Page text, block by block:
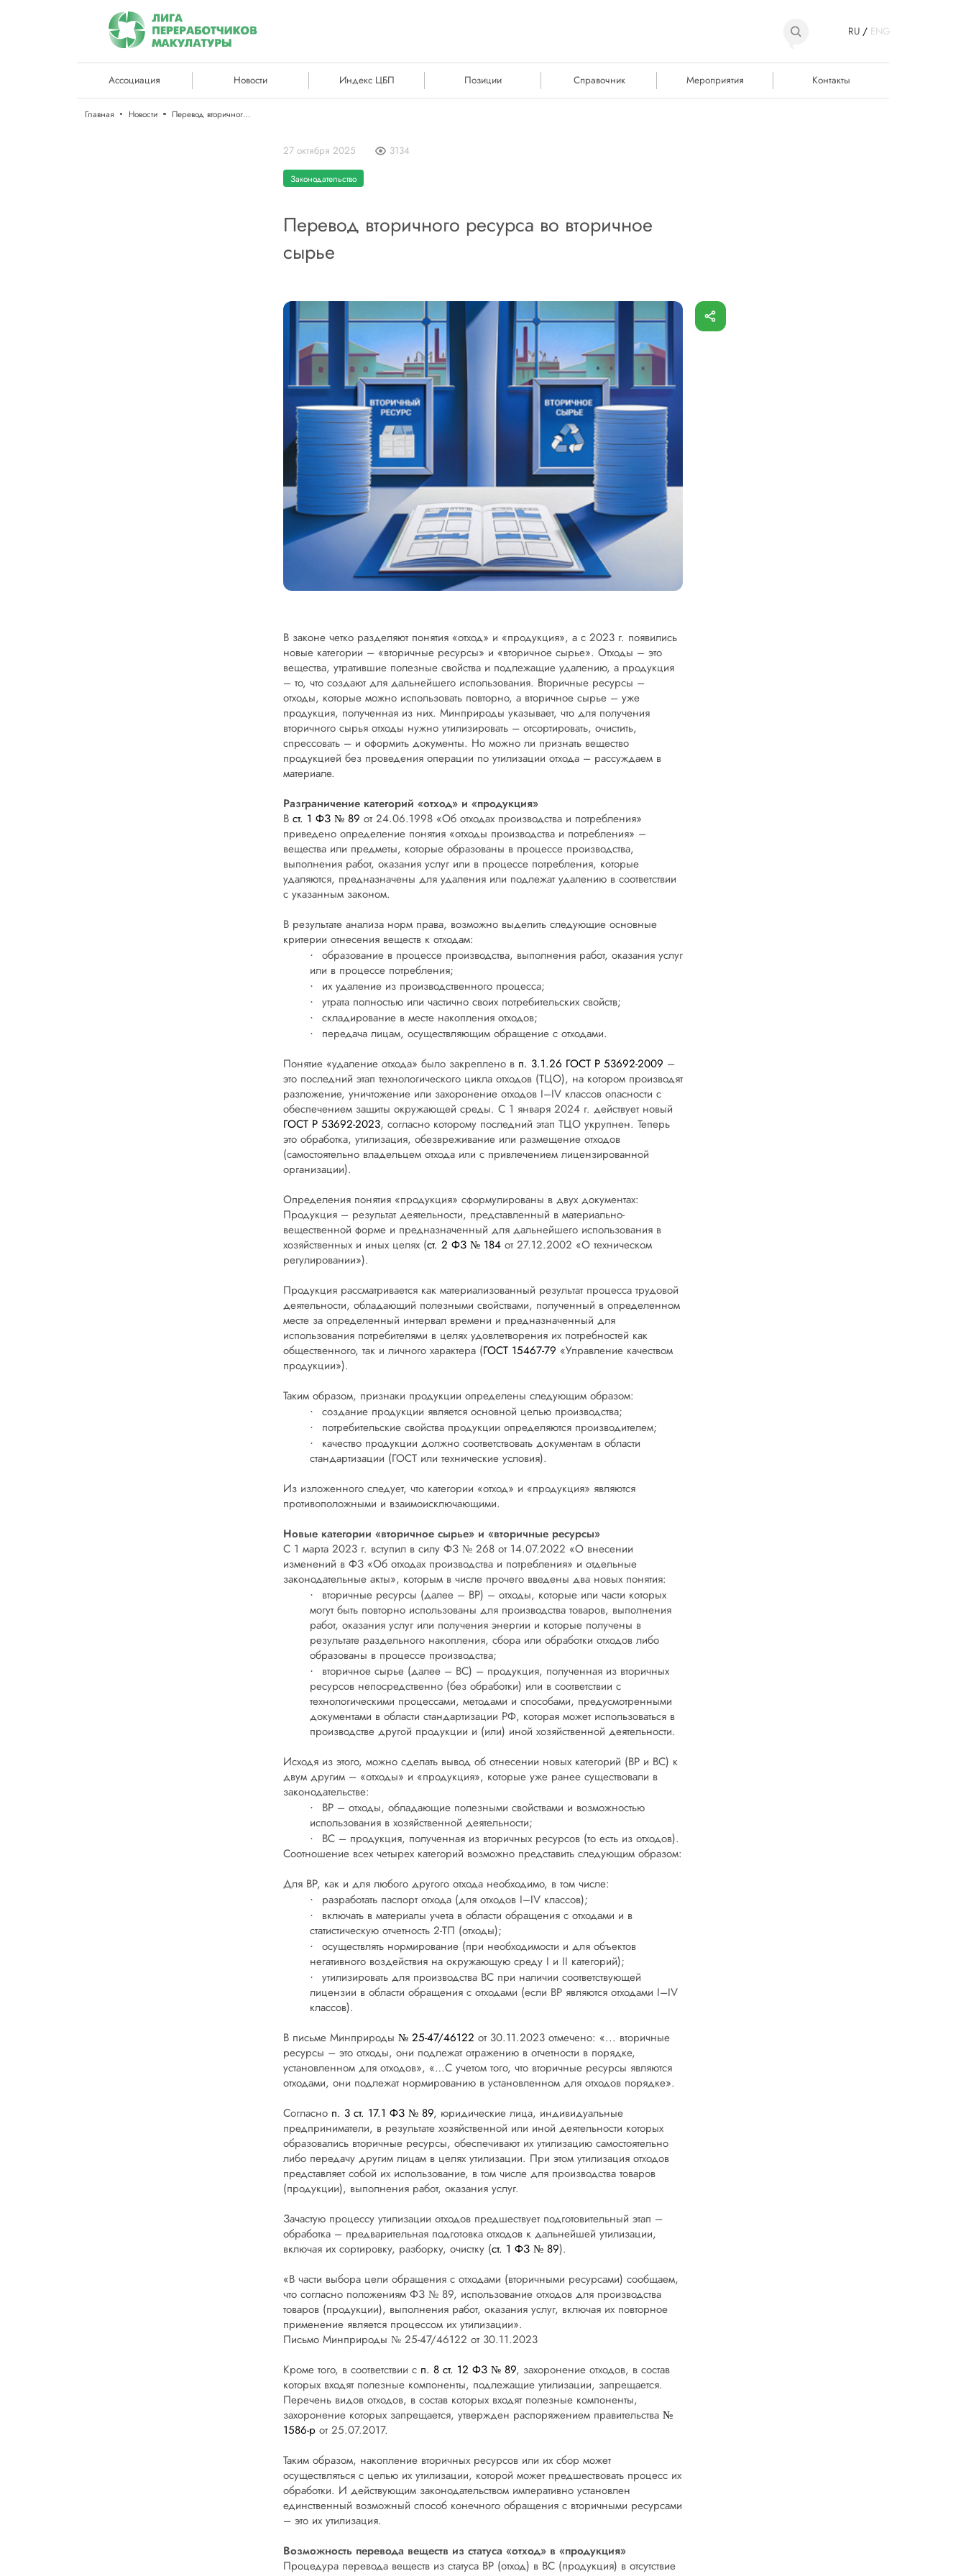
RU/ ENG
Ассоциация Новости Индекс ЦБП Позиции Справочник Мероприятия Контакты
Главная Новости Перевод вторичного ресурса во вторичное сырье
27 октября 2025 3134
Законодательство
Перевод вторичного ресурса во вторичное
сырье
В законе четко разделяют понятия «отход» и «продукция», а с 2023 г. появились
новые категории – «вторичные ресурсы» и «вторичное сырье». Отходы – это
вещества, утратившие полезные свойства и подлежащие удалению, а продукция
– то, что создают для дальнейшего использования. Вторичные ресурсы –
отходы, которые можно использовать повторно, а вторичное сырье – уже
продукция, полученная из них. Минприроды указывает, что для получения
вторичного сырья отходы нужно утилизировать – отсортировать, очистить,
спрессовать – и оформить документы. Но можно ли признать вещество
продукцией без проведения операции по утилизации отхода – рассуждаем в
материале.
Разграничение категорий «отход» и «продукция»
В ст. 1 ФЗ № 89 от 24.06.1998 «Об отходах производства и потребления»
приведено определение понятия «отходы производства и потребления» –
вещества или предметы, которые образованы в процессе производства,
выполнения работ, оказания услуг или в процессе потребления, которые
удаляются, предназначены для удаления или подлежат удалению в соответствии
с указанным законом.
В результате анализа норм права, возможно выделить следующие основные
критерии отнесения веществ к отходам:
·
образование в процессе производства, выполнения работ, оказания услуг
или в процессе потребления;
· их удаление из производственного процесса;
· утрата полностью или частично своих потребительских свойств;
· складирование в месте накопления отходов;
·
передача лицам, осуществляющим обращение с отходами.
Понятие «удаление отхода» было закреплено в п. 3.1.26 ГОСТ Р 53692-2009 –
это последний этап технологического цикла отходов (ТЦО), на котором производят
разложение, уничтожение или захоронение отходов I–IV классов опасности с
обеспечением защиты окружающей среды. С 1 января 2024 г. действует новый
ГОСТ Р 53692-2023, согласно которому последний этап ТЦО укрупнен. Теперь
это обработка, утилизация, обезвреживание или размещение отходов
(самостоятельно владельцем отхода или с привлечением лицензированной
организации).
Определения понятия «продукция» сформулированы в двух документах:
Продукция – результат деятельности, представленный в материально-
вещественной форме и предназначенный для дальнейшего использования в
хозяйственных и иных целях (ст. 2 ФЗ № 184от 27.12.2002 «О техническом
регулировании»).
Продукция рассматривается как материализованный результат процесса трудовой
деятельности, обладающий полезными свойствами, полученный в определенном
месте за определенный интервал времени и предназначенный для
использования потребителями в целях удовлетворения их потребностей как
общественного, так и личного характера (ГОСТ 15467-79 «Управление качеством
продукции»).
Таким образом, признаки продукции определены следующим образом:
· создание продукции является основной целью производства;
· потребительские свойства продукции определяются производителем;
·
качество продукции должно соответствовать документам в области
стандартизации (ГОСТ или технические условия).
Из изложенного следует, что категории «отход» и «продукция» являются
противоположными и взаимоисключающими.
Новые категории «вторичное сырье» и «вторичные ресурсы»
С 1 марта 2023 г. вступил в силу ФЗ № 268 от 14.07.2022 «О внесении
изменений в ФЗ «Об отходах производства и потребления» и отдельные
законодательные акты», которым в числе прочего введены два новых понятия:
·
вторичные ресурсы (далее – ВР) – отходы, которые или части которых
могут быть повторно использованы для производства товаров, выполнения
работ, оказания услуг или получения энергии и которые получены в
результате раздельного накопления, сбора или обработки отходов либо
образованы в процессе производства;
·
вторичное сырье (далее – ВС) – продукция, полученная из вторичных
ресурсов непосредственно (без обработки) или в соответствии с
технологическими процессами, методами и способами, предусмотренными
документами в области стандартизации РФ, которая может использоваться в
производстве другой продукции и (или) иной хозяйственной деятельности.
Исходя из этого, можно сделать вывод об отнесении новых категорий (ВР и ВС) к
двум другим – «отходы» и «продукция», которые уже ранее существовали в
законодательстве:
·
ВР – отходы, обладающие полезными свойствами и возможностью
использования в хозяйственной деятельности;
·
ВС – продукция, полученная из вторичных ресурсов (то есть из отходов).
Соотношение всех четырех категорий возможно представить следующим образом:
Для ВР, как и для любого другого отхода необходимо, в том числе:
· разработать паспорт отхода (для отходов I–IV классов);
·
включать в материалы учета в области обращения с отходами и в
статистическую отчетность 2-ТП (отходы);
·
осуществлять нормирование (при необходимости и для объектов
негативного воздействия на окружающую среду I и II категорий);
·
утилизировать для производства ВС при наличии соответствующей
лицензии в области обращения с отходами (если ВР являются отходами I–IV
классов).
В письме Минприроды № 25-47/46122 от 30.11.2023 отмечено: «... вторичные
ресурсы – это отходы, они подлежат отражению в отчетности в порядке,
установленном для отходов», «…С учетом того, что вторичные ресурсы являются
отходами, они подлежат нормированию в установленном для отходов порядке».
Согласно п. 3 ст. 17.1 ФЗ № 89, юридические лица, индивидуальные
предприниматели, в результате хозяйственной или иной деятельности которых
образовались вторичные ресурсы, обеспечивают их утилизацию самостоятельно
либо передачу другим лицам в целях утилизации. При этом утилизация отходов
представляет собой их использование, в том числе для производства товаров
(продукции), выполнения работ, оказания услуг.
Зачастую процессу утилизации отходов предшествует подготовительный этап –
обработка – предварительная подготовка отходов к дальнейшей утилизации,
включая их сортировку, разборку, очистку (ст. 1 ФЗ № 89).
«В части выбора цели обращения с отходами (вторичными ресурсами) сообщаем,
что согласно положениям ФЗ № 89, использование отходов для производства
товаров (продукции), выполнения работ, оказания услуг, включая их повторное
применение является процессом их утилизации».
Письмо Минприроды № 25-47/46122 от 30.11.2023
Кроме того, в соответствии с п. 8 ст. 12 ФЗ № 89, захоронение отходов, в состав
которых входят полезные компоненты, подлежащие утилизации, запрещается.
Перечень видов отходов, в состав которых входят полезные компоненты,
захоронение которых запрещается, утвержден распоряжением правительства №
1586-р от 25.07.2017.
Таким образом, накопление вторичных ресурсов или их сбор может
осуществляться с целью их утилизации, которой может предшествовать процесс их
обработки. И действующим законодательством императивно установлен
единственный возможный способ конечного обращения с вторичными ресурсами
– это их утилизация.
Возможность перевода веществ из статуса «отход» в «продукция»
Процедура перевода веществ из статуса ВР (отход) в ВС (продукция) в отсутствие